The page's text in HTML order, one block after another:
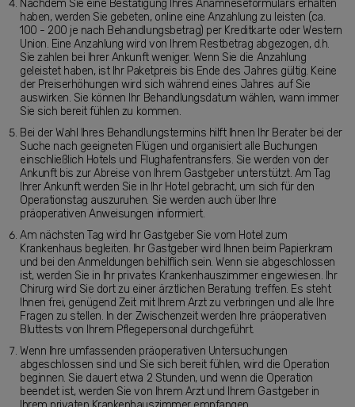
Nachdem Sie eine Bestätigung Ihres Anamneseformulars erhalten
haben, werden Sie gebeten, online eine Anzahlung zu leisten (ca.
100 - 200 je nach Behandlungsbetrag) per Kreditkarte oder Western
Union. Eine Anzahlung wird von Ihrem Restbetrag abgezogen, d.h.
Sie zahlen bei Ihrer Ankunft weniger. Wenn Sie die Anzahlung
geleistet haben, ist Ihr Paketpreis bis Ende des Jahres gültig. Keine
der Preiserhöhungen wird sich während eines Jahres auf Sie
auswirken. Sie können Ihr Behandlungsdatum wählen, wann immer
Sie sich bereit fühlen zu kommen.
Bei der Wahl Ihres Behandlungstermins hilft Ihnen Ihr Berater bei der
Suche nach geeigneten Flügen und organisiert alle Buchungen
einschließlich Hotels und Flughafentransfers. Sie werden von der
Ankunft bis zur Abreise von Ihrem Gastgeber unterstützt. Am Tag
Ihrer Ankunft werden Sie in Ihr Hotel gebracht, um sich für den
Operationstag auszuruhen. Sie werden auch über Ihre
präoperativen Anweisungen informiert.
Am nächsten Tag wird Ihr Gastgeber Sie vom Hotel zum
Krankenhaus begleiten. Ihr Gastgeber wird Ihnen beim Papierkram
und bei den Anmeldungen behilflich sein. Wenn sie abgeschlossen
ist, werden Sie in Ihr privates Krankenhauszimmer eingewiesen. Ihr
Chirurg wird Sie dort zu einer ärztlichen Beratung treffen. Es steht
Ihnen frei, genügend Zeit mit Ihrem Arzt zu verbringen und alle Ihre
Fragen zu stellen. In der Zwischenzeit werden Ihre präoperativen
Bluttests von Ihrem Pflegepersonal durchgeführt.
Wenn Ihre umfassenden präoperativen Untersuchungen
abgeschlossen sind und Sie sich bereit fühlen, wird die Operation
beginnen. Sie dauert etwa 2 Stunden, und wenn die Operation
beendet ist, werden Sie von Ihrem Arzt und Ihrem Gastgeber in